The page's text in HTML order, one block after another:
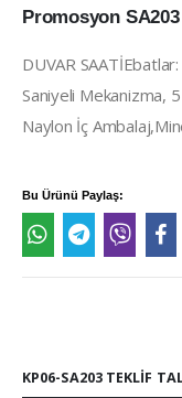
Promosyon
DUVAR
Saniyeli Mekanizma,
Naylon İç
Bu Ürünü Paylaş:
KP06-SA203 TEKLIF